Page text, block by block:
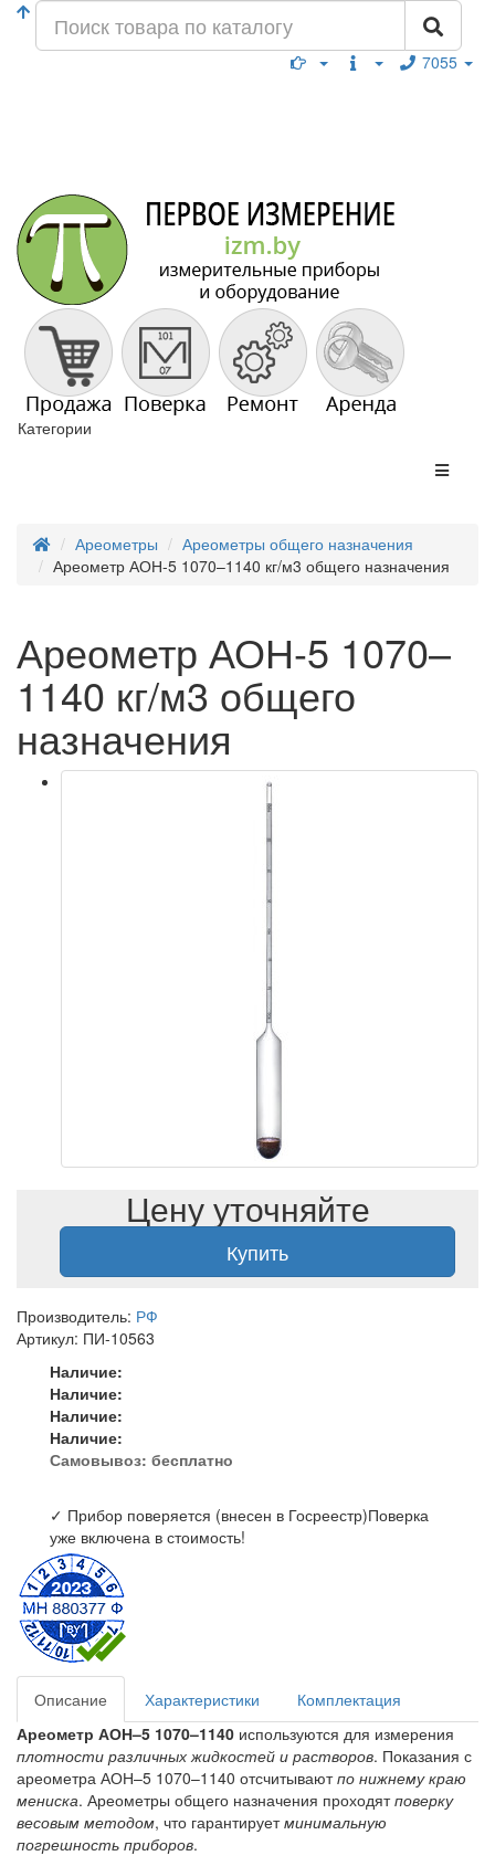
7055
Категории
Ареометры
Ареометры общего назначения
Ареометр АОН-5 1070–1140 кг/м3 общего назначения
Ареометр АОН-5 1070–
1140 кг/м3 общего
назначения
Цену уточняйте
Купить
Производитель: РФ
Артикул: ПИ-10563
Наличие:
Наличие:
Наличие:
Наличие:
Самовывоз: бесплатно
✓ Прибор поверяется (внесен в Госреестр)Поверка
уже включена в стоимость!
Описание Характеристики
Комплектация
Ареометр АОН–5 1070–1140 используются для измерения
плотности различных жидкостей и растворов. Показания с
ареометра АОН–5 1070–1140 отсчитываютпо нижнему краю
мениска. Ареометры общего назначения проходятповерку
весовым методом, что гарантируетминимальную
погрешность приборов.